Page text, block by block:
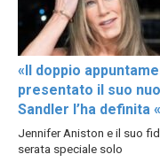
«Il doppio
presentato il suo
Sandler l’ha definita
Jennifer Aniston e il suo
serata speciale solo